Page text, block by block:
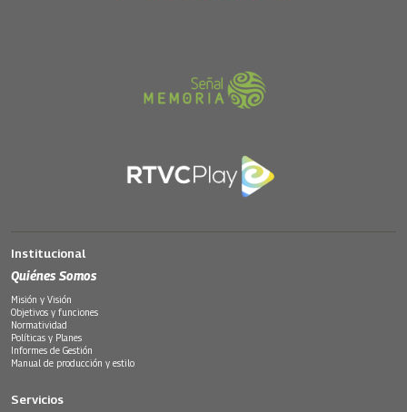
Institucional
Quiénes Somos
Misión y Visión
Objetivos y funciones
Normatividad
Políticas y Planes
Informes de Gestión
Manual de producción y estilo
Servicios